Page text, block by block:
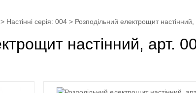
> Настінні серія: 004 > Розподільний електрощит
настінний, арт.